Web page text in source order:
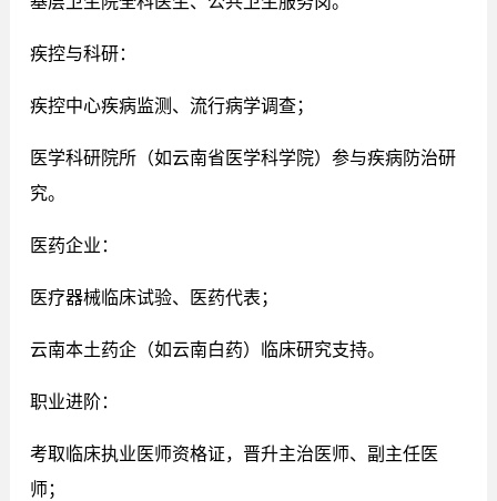
疾控与科研：
疾控中心疾病监测、流行病学调查；
医学科研院所（如云南省医学科学院）参与疾病防治研
究。
医药企业：
医疗器械临床试验、医药代表；
云南本土药企（如云南白药）临床研究支持。
职业进阶：
考取临床执业医师资格证，晋升主治医师、副主任医
师；